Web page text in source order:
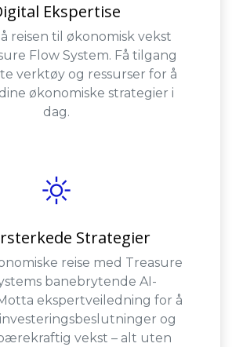
Ekspertise
reisen til økonomisk vekst
Flow System. Få tilgang
verktøy og ressurser for å
økonomiske strategier i
dag.
Strategier
reise med Treasure
banebrytende AI-
ekspertveiledning for å
og
vekst – alt uten